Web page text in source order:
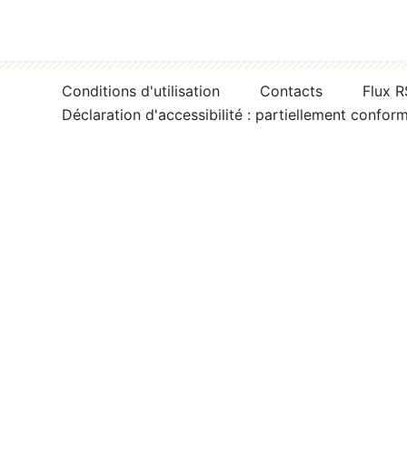
Conditions d'utilisation Contacts
Flux
Déclaration d'accessibilité : partiellement